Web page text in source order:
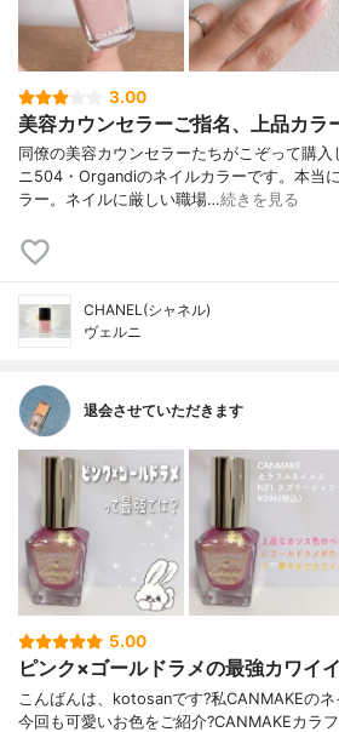
3.00
美容カウンセラーご指名、上品カラ
同僚の美容カウンセラーたちがこぞって購
ニ504・Organdiのネイルカラーです。本当
ラー。ネイルに厳しい職場…続きを見る
CHANEL(シャネル)
ヴェルニ
退会させていただきます
5.00
ピンク×ゴールドラメの最強カワイ
こんばんは、kotosanです?私CANMAKEのネ
今回も可愛いお色をご紹介?CANMAKEカラ